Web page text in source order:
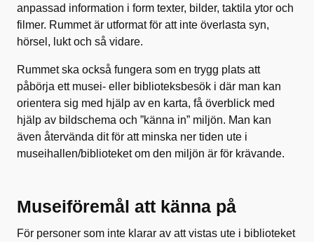
anpassad information i form texter, bilder, taktila ytor och
filmer. Rummet är utformat för att inte överlasta syn,
hörsel, lukt och så vidare.
Rummet ska också fungera som en trygg plats att
påbörja ett musei- eller biblioteksbesök i där man kan
orientera sig med hjälp av en karta, få överblick med
hjälp av bildschema och ”känna in” miljön. Man kan
även återvända dit för att minska ner tiden ute i
museihallen/biblioteket om den miljön är för krävande.
Museiföremål att känna på
För personer som inte klarar av att vistas ute i biblioteket